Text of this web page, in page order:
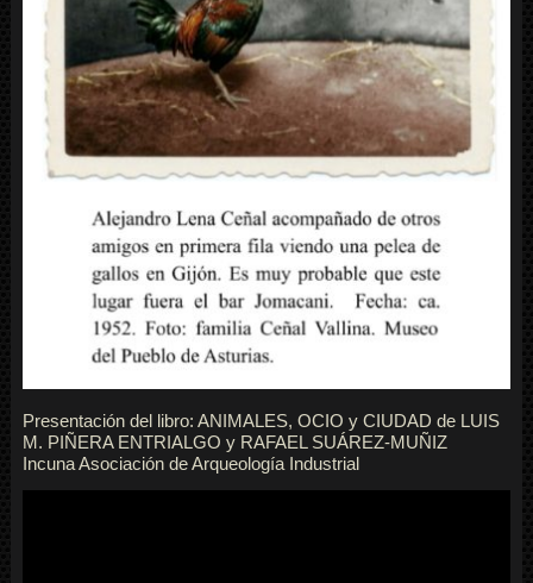
Presentación del libro: ANIMALES, OCIO y CIUDAD de LUIS
M. PIÑERA ENTRIALGO y RAFAEL SUÁREZ-MUÑIZ
Incuna Asociación de Arqueología Industrial